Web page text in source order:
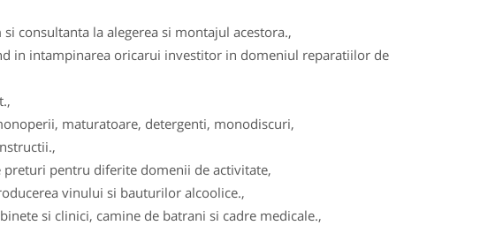
consultanta la alegerea si montajul acestora.,
in intampinarea oricarui investitor in domeniul reparatiilor de
maturatoare, detergenti, monodiscuri,
preturi pentru diferite domenii de activitate,
vinului si bauturilor alcoolice.,
si clinici, camine de batrani si cadre medicale.,